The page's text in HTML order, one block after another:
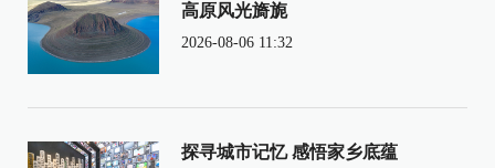
高原风光旖旎
2026-08-06 11:32
探寻城市记忆 感悟家乡底蕴